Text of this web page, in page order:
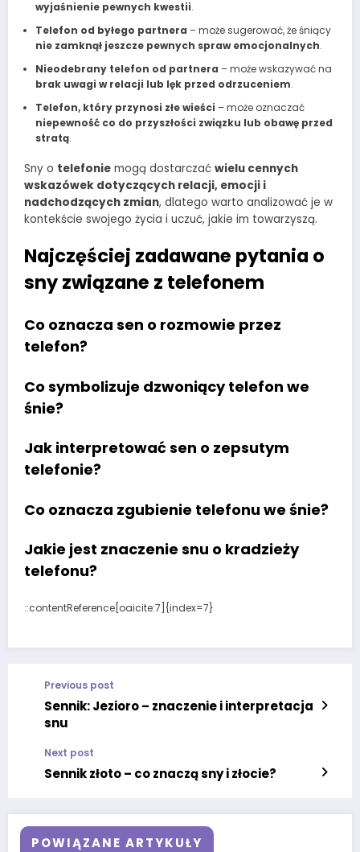
wyjaśnienie pewnych kwestii.
Telefon od byłego partnera – może sugerować, że śniący
nie zamknął jeszcze pewnych spraw emocjonalnych.
Nieodebrany telefon od partnera – może wskazywać na
brak uwagi w relacji lub lęk przed odrzuceniem.
Telefon, który przynosi złe wieści – może oznaczać
niepewność co do przyszłości związku lub obawę przed
stratą.
Sny o telefonie mogą dostarczać wielu cennych
wskazówek dotyczących relacji, emocji i
nadchodzących zmian, dlatego warto analizować je w
kontekście swojego życia i uczuć, jakie im towarzyszą.
Najczęściej zadawane pytania o
sny związane z telefonem
Co oznacza sen o rozmowie przez
telefon?
Co symbolizuje dzwoniący telefon we
śnie?
Jak interpretować sen o zepsutym
telefonie?
Co oznacza zgubienie telefonu we śnie?
Jakie jest znaczenie snu o kradzieży
telefonu?
::contentReference[oaicite:7]{index=7}
Previous post
Sennik: Jezioro – znaczenie i interpretacja
snu
Next post
Sennik złoto – co znaczą sny i złocie?
POWIĄZANE ARTYKUŁY